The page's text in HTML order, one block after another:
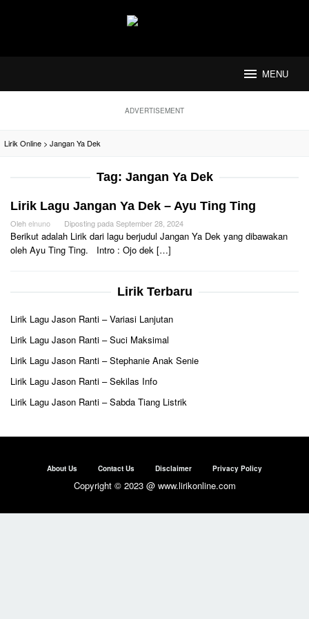
MENU
ADVERTISEMENT
Lirik Online > Jangan Ya Dek
Tag: Jangan Ya Dek
Lirik Lagu Jangan Ya Dek – Ayu Ting Ting
Olehelnuno Diposting pada September 28, 2024
Berikut adalah Lirik dari lagu berjudul Jangan Ya Dek yang dibawakan
oleh Ayu Ting Ting. Intro : Ojo dek […]
Lirik Terbaru
Lirik Lagu Jason Ranti – Variasi Lanjutan
Lirik Lagu Jason Ranti – Suci Maksimal
Lirik Lagu Jason Ranti – Stephanie Anak Senie
Lirik Lagu Jason Ranti – Sekilas Info
Lirik Lagu Jason Ranti – Sabda Tiang Listrik
About Us Contact Us Disclaimer Privacy Policy
Copyright © 2023 @ www.lirikonline.com